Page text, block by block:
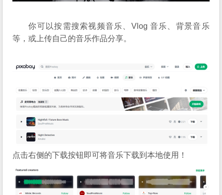
你可以按需搜索视频音乐、Vlog 音乐、背景音乐
等，或上传自己的音乐作品分享。
点击右侧的下载按钮即可将音乐下载到本地使用！